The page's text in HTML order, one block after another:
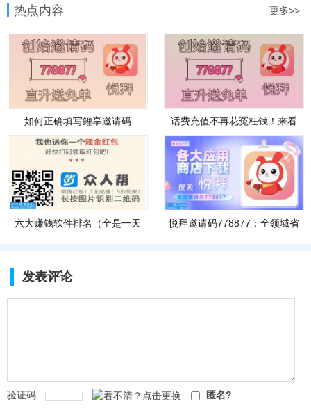
热点内容 更多>>
如何正确填写鲤享邀请码
778877？悦
话费充值不再花冤枉钱！来看
看这
六大赚钱软件排名（全是一天
悦拜邀请码778877：全领域省
发表评论
验证码: 匿名?